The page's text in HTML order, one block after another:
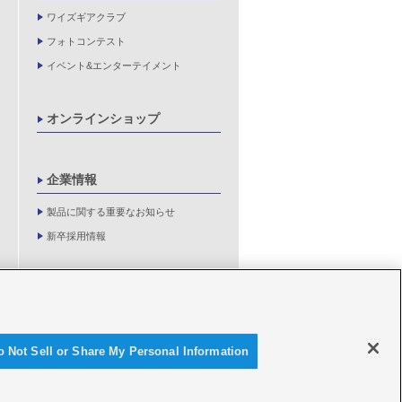
ワイズギアクラブ
フォトコンテスト
イベント&エンターテイメント
オンラインショップ
企業情報
製品に関する重要なお知らせ
新卒採用情報
Not Sell or Share My Personal Information